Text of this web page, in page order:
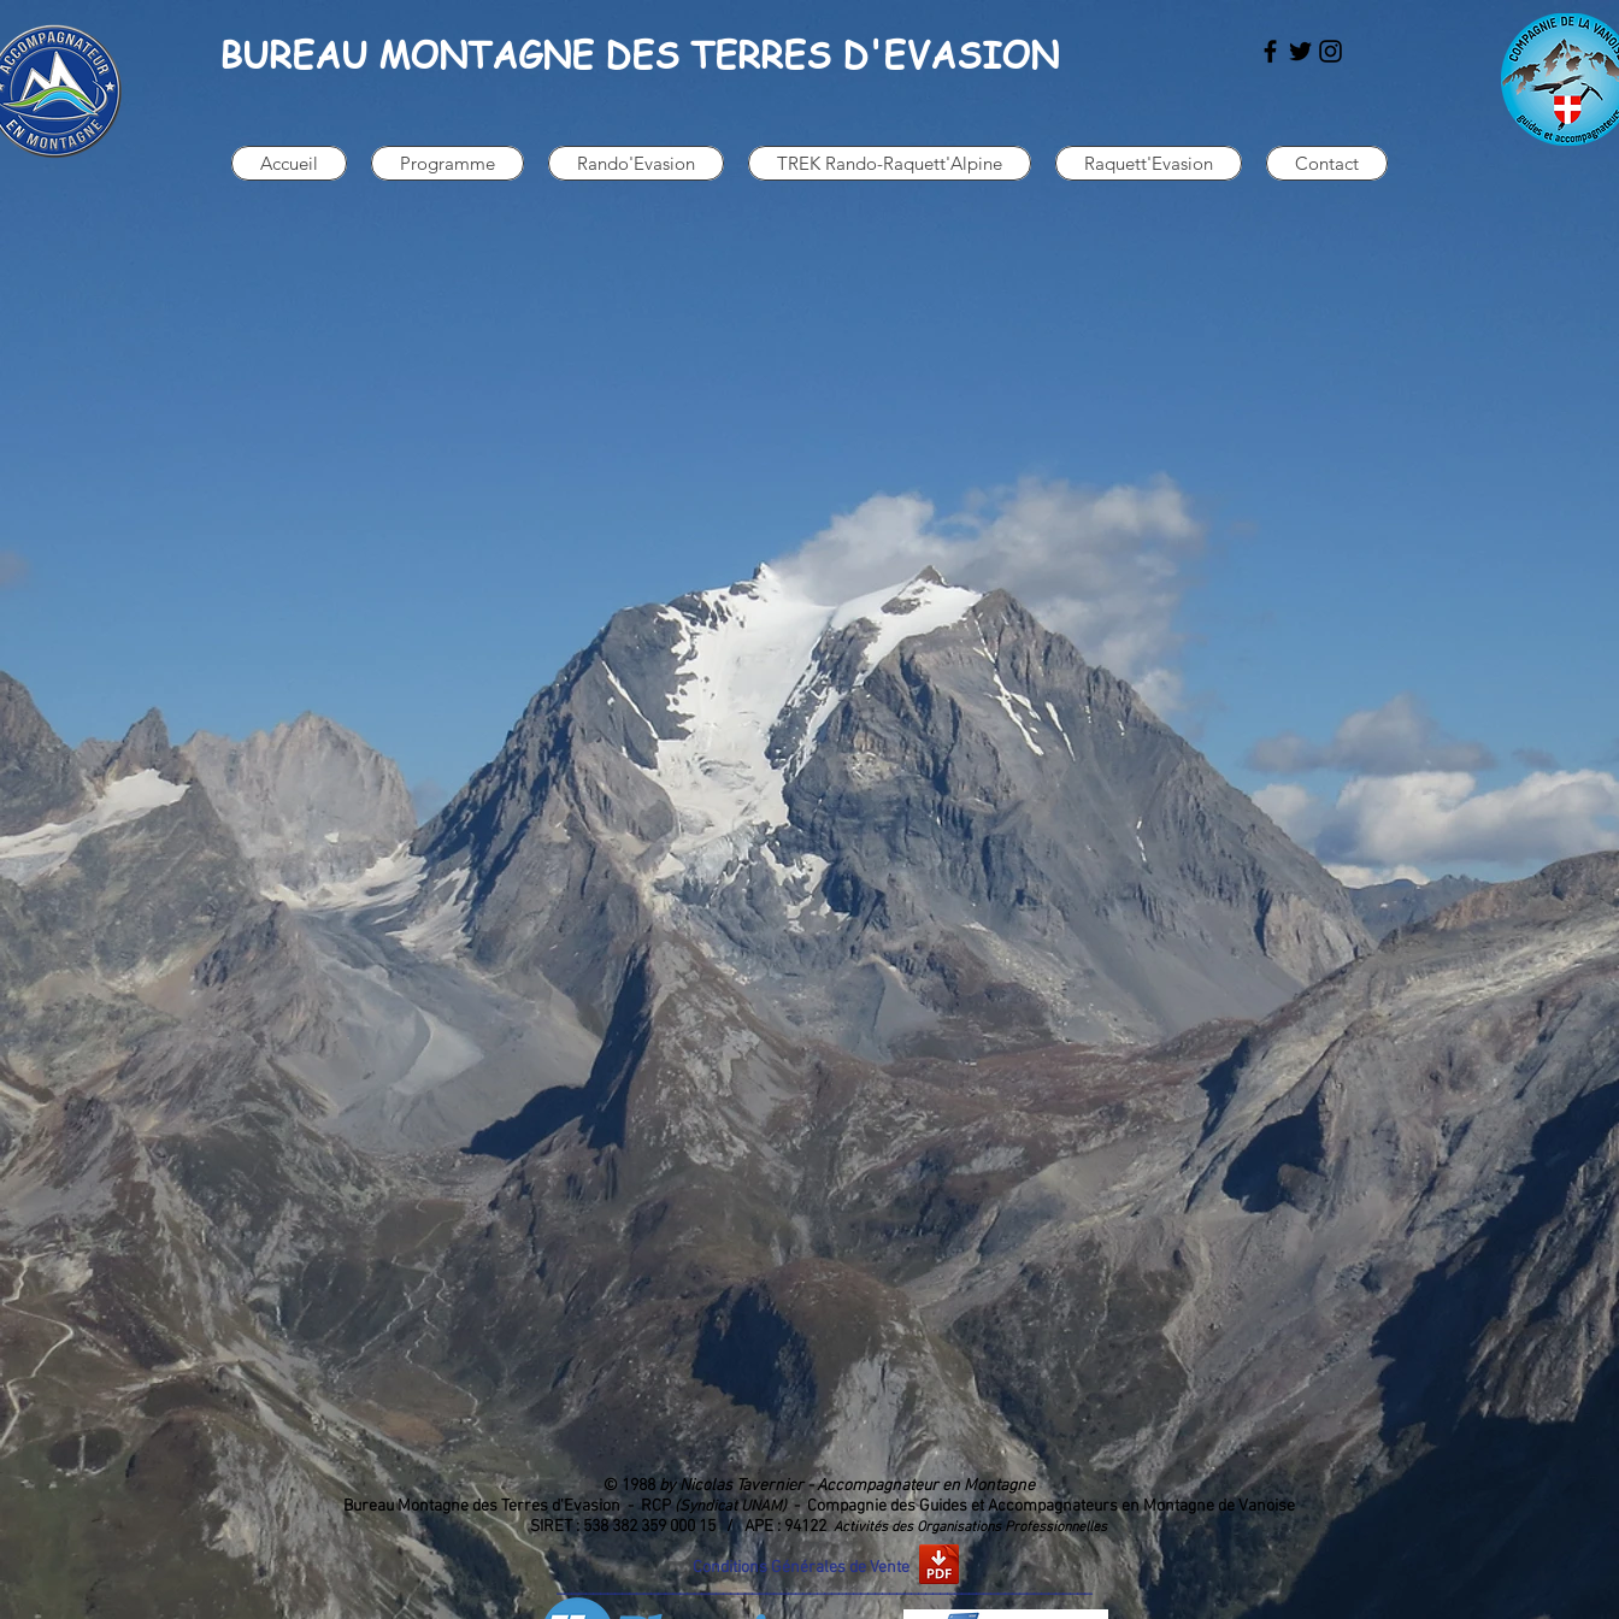
BUREAU MONTAGNE DES TERRES D'EVASION
Accueil Programme Rando'Evasion TREK Rando-Raquett'Alpine Raquett'Evasion Contact
© 1988by Nicolas Tavernier - Accompagnateur en Montagne
Bureau Montagne des Terres d'Evasion - RCP (Syndicat UNAM) - Compagnie des Guides et Accompagnateurs en Montagne de Vanoise
SIRET : 538 382 359 000 15 / APE : 94122Activités des Organisations Professionnelles
Conditions Générales de Vente
__________________________________________________________________________